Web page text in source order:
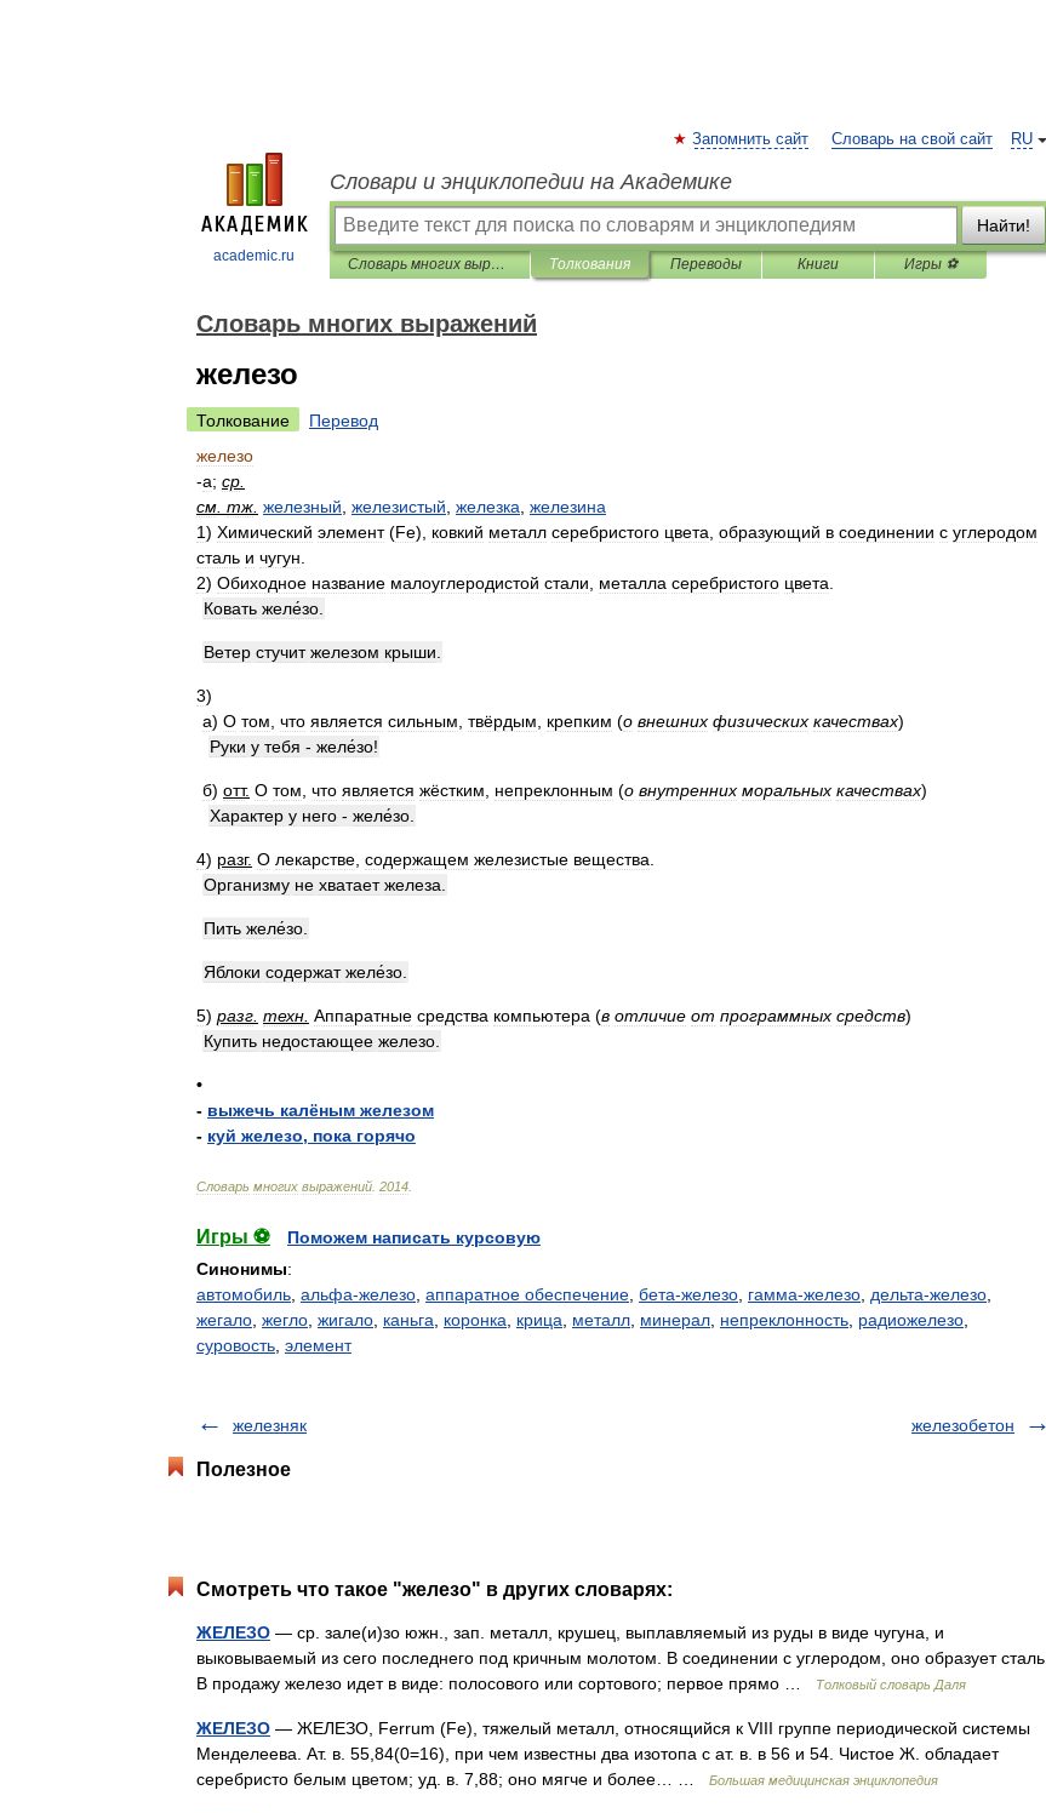
academic.ru
RU
Запомнить сайт Словарь на свой сайт
Словари и энциклопедии на Академике
Найти!
Словарь многих выражений Толкования Переводы Книги Игры ⚽
Словарь многих выражений
железо
Толкование
Перевод
железо
-а; ср
см тж железный железистый железка железина
1) Химический элемент(Fe), ковкий металл серебристого цвета образующий в соединении с углеродом
сталь и чугун
2) Обиходное название малоуглеродистой стали металла серебристого цвета
Ковать желе́зо
Ветер стучит железом крыши
3)
а) О том что является сильным твёрдым крепким (о внешних физических качествах)
Руки у тебя - желе́зо!
б) отт. О том что является жёстким непреклонным (о внутренних моральных качествах)
Характер у него - желе́зо
4) разг. О лекарстве содержащем железистые вещества
Организму не хватает железа
Пить желе́зо
Яблоки содержат желе́зо
5) разг техн Аппаратные средства компьютера (в отличие от программных средств)
Купить недостающее железо
•
- выжечь калёным железом
- куй железо, пока горячо
Словарь многих выражений 2014
Игры ⚽
Поможем написать курсовую
Синонимы:
автомобиль альфа-железо аппаратное обеспечение бета-железо гамма-железо дельта-железо
жегало жегло жигало каньга коронка крица металл минерал непреклонность радиожелезо
суровость элемент
железняк железобетон
Полезное
Смотреть что такое "железо" в других словарях:
ЖЕЛЕЗО — ср. зале(и)зо южн., зап. металл, крушец, выплавляемый из руды в виде чугуна, и
выковываемый из сего последнего под кричным молотом. В соединении с углеродом, оно образует сталь.
В продажу железо идет в виде: полосового или сортового; первое прямо …
Толковый словарь Даля
ЖЕЛЕЗО — ЖЕЛЕЗО, Ferrum (Fe), тяжелый металл, относящийся к VIII группе периодической системы
Менделеева. Ат. в. 55,84(0=16), при чем известны два изотопа с ат. в. в 56 и 54. Чистое Ж. обладает
серебристо белым цветом; уд. в. 7,88; оно мягче и более… …
Большая медицинская энциклопедия